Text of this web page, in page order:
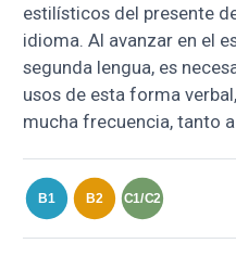
estilísticos del presente
idioma. Al avanzar en el
segunda lengua, es
usos de esta forma
mucha frecuencia, tanto
B1 B2 C1/C2